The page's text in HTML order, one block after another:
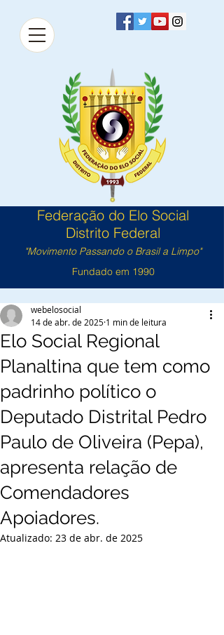
Federação do Elo Social
Distrito Federal
"Movimento Passando o Brasil a Limpo"
Fundado em 1990
Elo Social Regional
Planaltina que tem como
padrinho político o
Deputado Distrital Pedro
Paulo de Oliveira (Pepa),
apresenta relação de
Comendadores
Apoiadores.
webelosocial
14 de abr. de 2025 1 min de leitura
Atualizado: 23 de abr. de 2025